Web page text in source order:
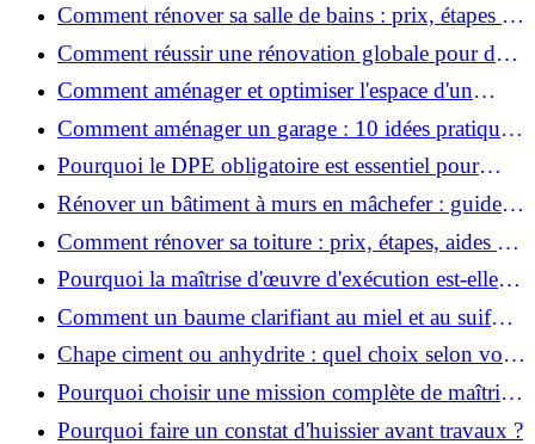
Comment rénover sa salle de bains : prix, étapes et
astuces ?
Comment réussir une rénovation globale pour des
économies et un confort durables?
Comment aménager et optimiser l'espace d'un
studio : 10 astuces pratiques ?
Comment aménager un garage : 10 idées pratiques
et efficaces ?
Pourquoi le DPE obligatoire est essentiel pour
vendre ou louer un bien ?
Rénover un bâtiment à murs en mâchefer : guide
pratique et solutions
Comment rénover sa toiture : prix, étapes, aides et
réglementation ?
Pourquoi la maîtrise d'œuvre d'exécution est-elle
indispensable pour vos chantiers ?
Comment un baume clarifiant au miel et au suif
peut-il purifier la peau ?
Chape ciment ou anhydrite : quel choix selon votre
projet ?
Pourquoi choisir une mission complète de maîtrise
d’œuvre pour réussir vos projets?
Pourquoi faire un constat d'huissier avant travaux ?